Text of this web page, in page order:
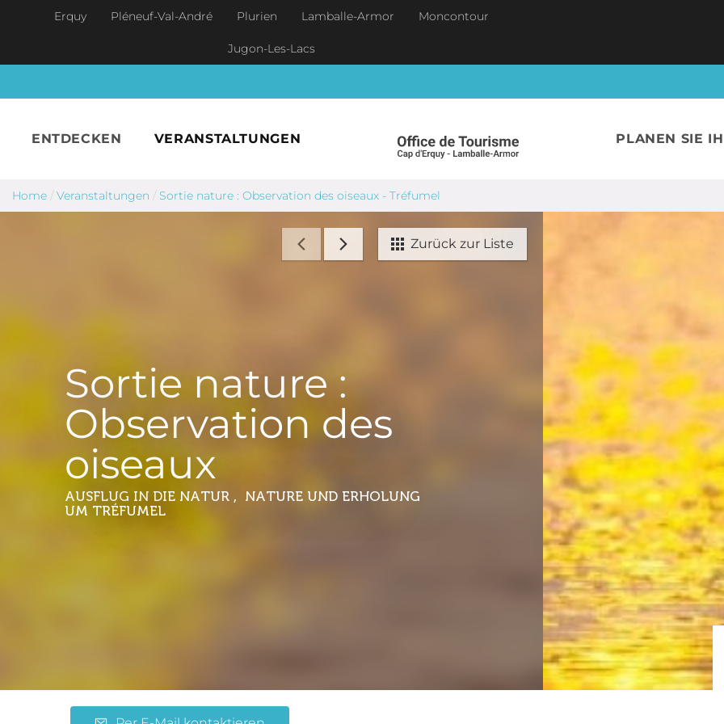
Skip to main content
Erquy Pléneuf-Val-André Plurien Lamballe-Armor Moncontour
Jugon-Les-Lacs
ENTDECKEN VERANSTALTUNGEN PLANEN SIE
Home / Veranstaltungen / Sortie nature : Observation des oiseaux - Tréfumel
Zurück zur Liste
Sortie nature :
Observation des
oiseaux
AUSFLUG IN DIE NATUR , NATURE UND ERHOLUNG
UM TRÉFUMEL